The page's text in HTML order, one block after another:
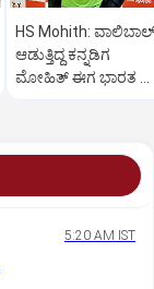
HS Mohith:
ಆಡುತ್ತಿದ್ದ ಕನ್ನಡಿಗ
ಮೋಹಿತ್‌ ಈಗ ಭಾರತ
5:20 AM IST